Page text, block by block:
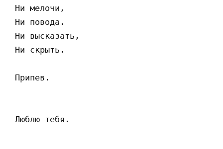
Ни мелочи,
Ни повода.
Ни высказать,
Ни скрыть.
Припев.